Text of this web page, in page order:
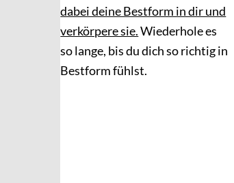
dabei deine Bestform in dir und
verkörpere sie.Wiederhole es
so lange, bis du dich so richtig in
Bestform fühlst.